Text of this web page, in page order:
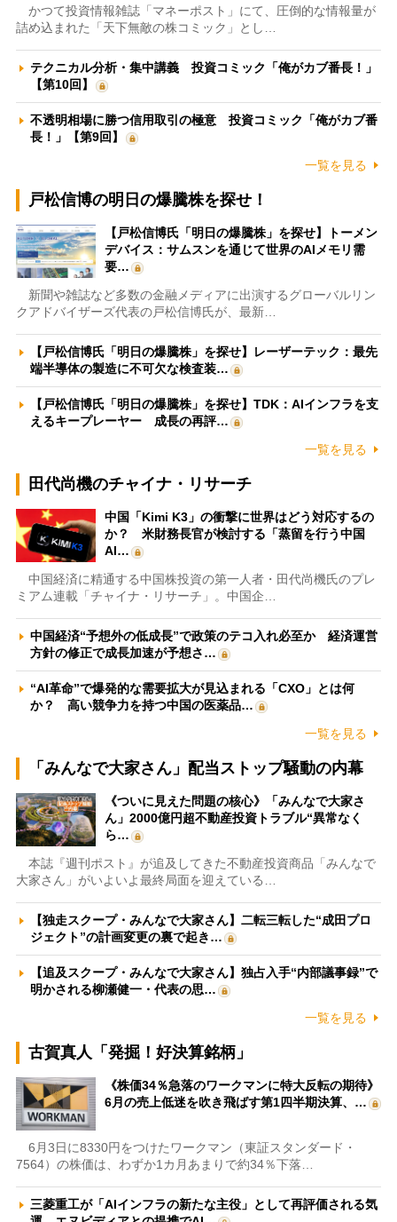
かつて投資情報雑誌「マネーポスト」にて、圧倒的な情報量が
詰め込まれた「天下無敵の株コミック」とし…
テクニカル分析・集中講義 投資コミック「俺がカブ番長！」
【第10回】
不透明相場に勝つ信用取引の極意 投資コミック「俺がカブ番
長！」【第9回】
一覧を見る
戸松信博の明日の爆騰株を探せ！
【戸松信博氏「明日の爆騰株」を探せ】トーメン
デバイス：サムスンを通じて世界のAIメモリ需
要…
新聞や雑誌など多数の金融メディアに出演するグローバルリン
クアドバイザーズ代表の戸松信博氏が、最新…
【戸松信博氏「明日の爆騰株」を探せ】レーザーテック：最先
端半導体の製造に不可欠な検査装…
【戸松信博氏「明日の爆騰株」を探せ】TDK：AIインフラを支
えるキープレーヤー 成長の再評…
一覧を見る
田代尚機のチャイナ・リサーチ
中国「Kimi K3」の衝撃に世界はどう対応するの
か？ 米財務長官が検討する「蒸留を行う中国
AI…
中国経済に精通する中国株投資の第一人者・田代尚機氏のプレ
ミアム連載「チャイナ・リサーチ」。中国企…
中国経済“予想外の低成長”で政策のテコ入れ必至か 経済運営
方針の修正で成長加速が予想さ…
“AI革命”で爆発的な需要拡大が見込まれる「CXO」とは何
か？ 高い競争力を持つ中国の医薬品…
一覧を見る
「みんなで大家さん」配当ストップ騒動の内幕
《ついに見えた問題の核心》「みんなで大家さ
ん」2000億円超不動産投資トラブル“異常なく
ら…
本誌『週刊ポスト』が追及してきた不動産投資商品「みんなで
大家さん」がいよいよ最終局面を迎えている…
【独走スクープ・みんなで大家さん】二転三転した“成田プロ
ジェクト”の計画変更の裏で起き…
【追及スクープ・みんなで大家さん】独占入手“内部議事録”で
明かされる柳瀬健一・代表の思…
一覧を見る
古賀真人「発掘！好決算銘柄」
《株価34％急落のワークマンに特大反転の期待》
6月の売上低迷を吹き飛ばす第1四半期決算、…
6月3日に8330円をつけたワークマン（東証スタンダード・
7564）の株価は、わずか1カ月あまりで約34％下落…
三菱重工が「AIインフラの新たな主役」として再評価される気